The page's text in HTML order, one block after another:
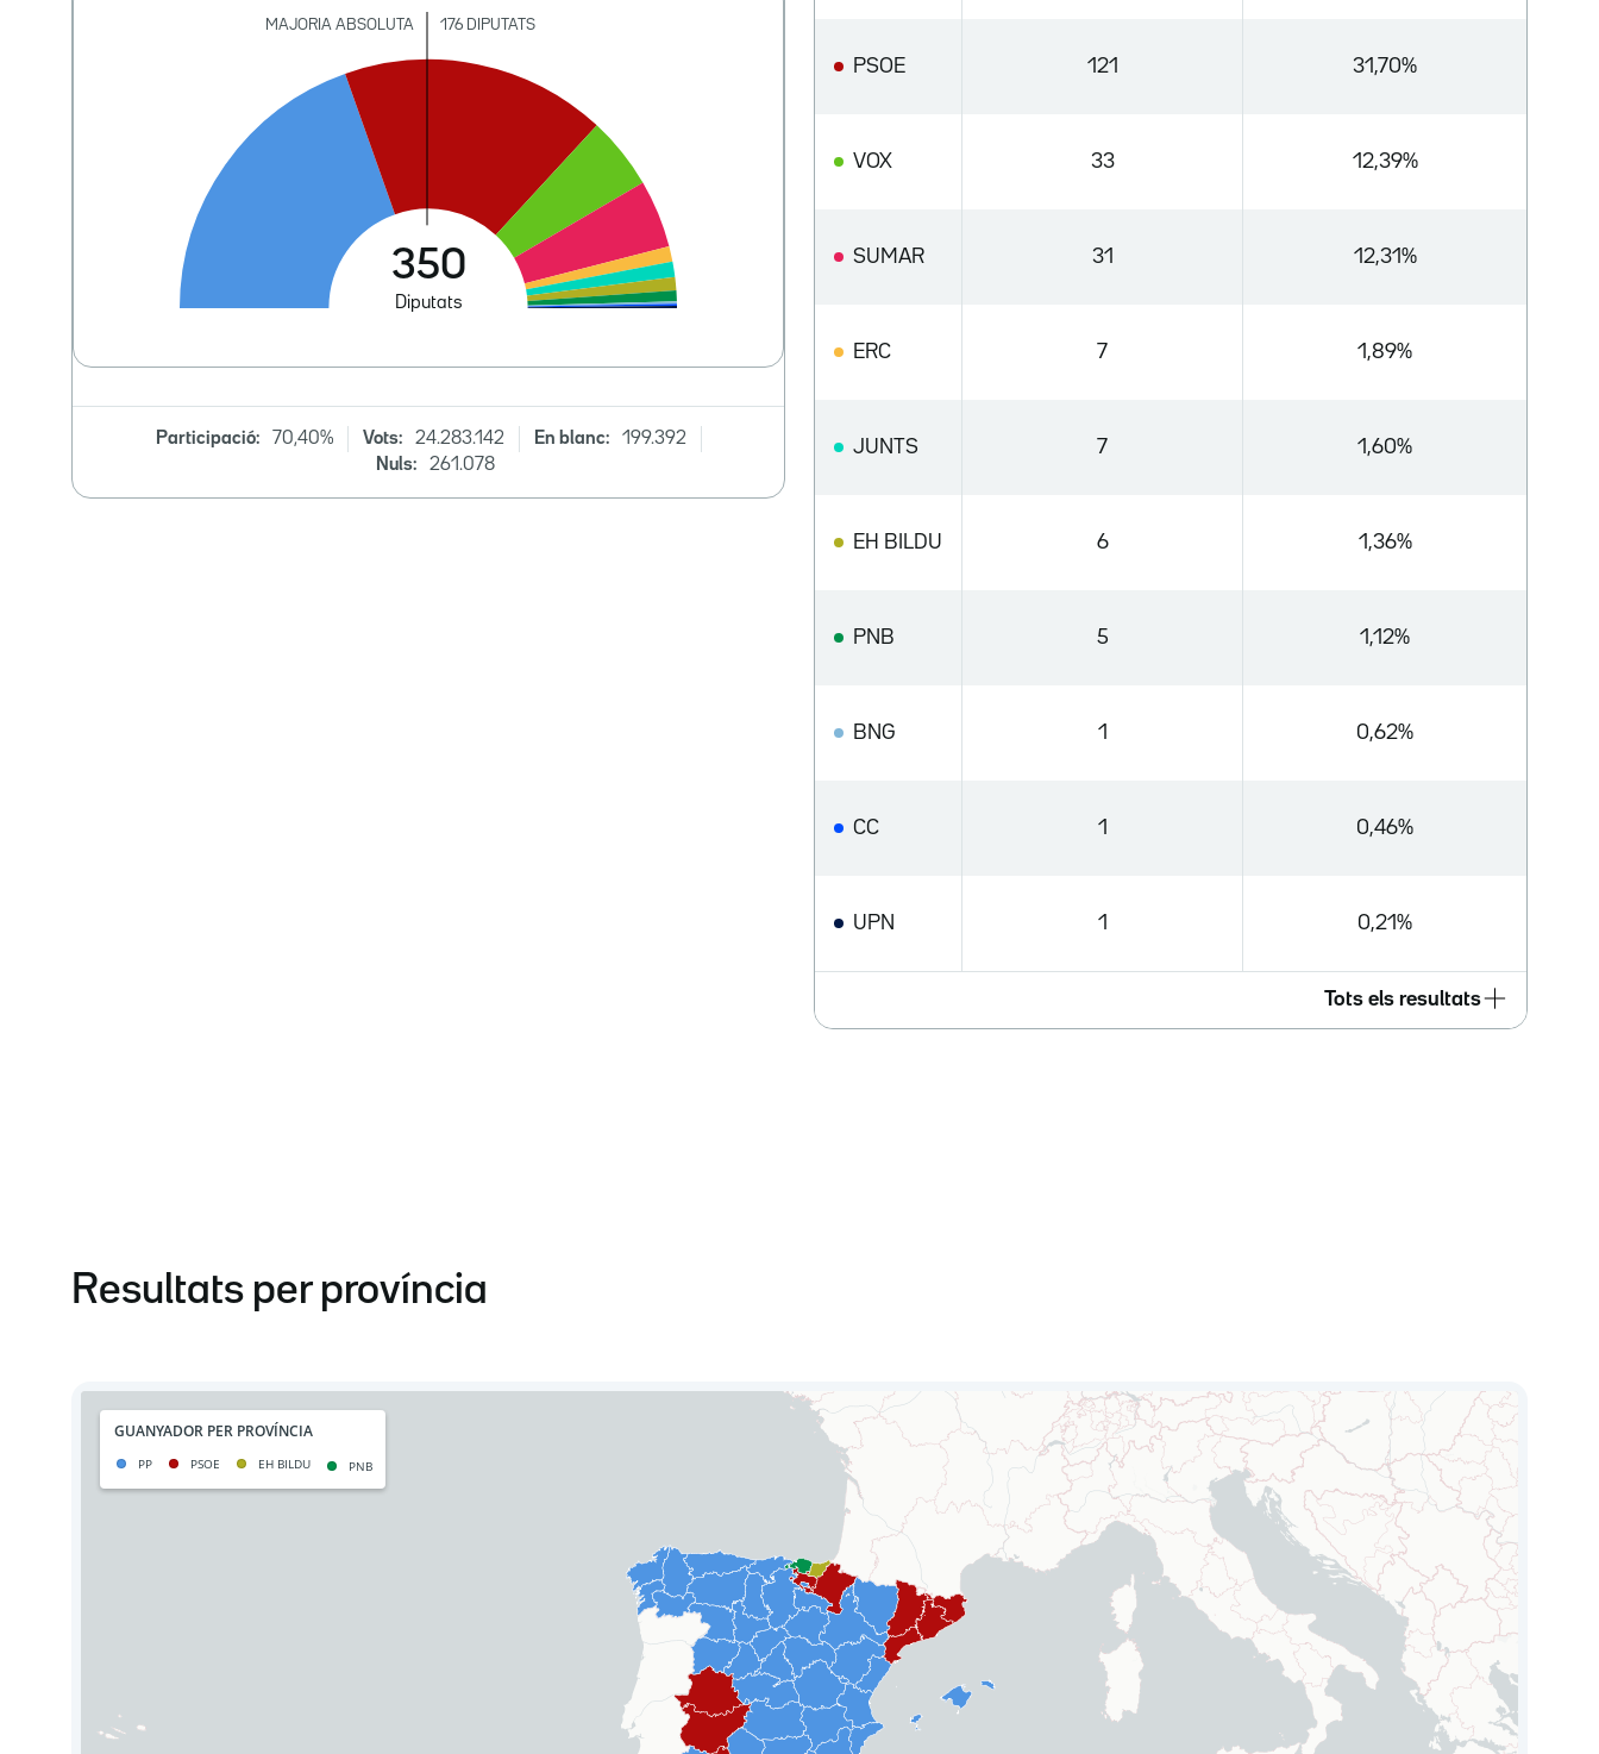
Participació: 70,40% Vots: 24.283.142 En blanc:
199.392
Nuls:
261.078
PSOE 121 31,70%
VOX 33 12,39%
SUMAR 31 12,31%
ERC 7 1,89%
JUNTS 7 1,60%
EH BILDU 6 1,36%
PNB 5 1,12%
BNG 1 0,62%
CC 1 0,46%
UPN 1 0,21%
Tots els resultats
Resultats per província